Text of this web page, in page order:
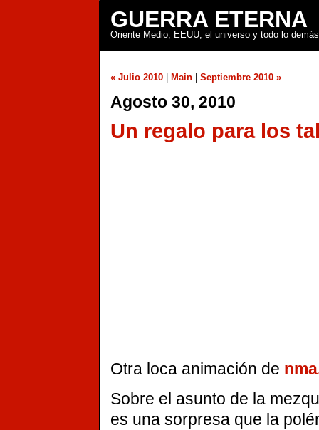
GUERRA ETERNA
Oriente Medio, EEUU, el universo y todo lo
« Julio 2010 Main Septiembre 2010 »
Agosto 30, 2010
Un regalo para los
Otra loca animación de
Sobre el asunto de la
es una sorpresa que la